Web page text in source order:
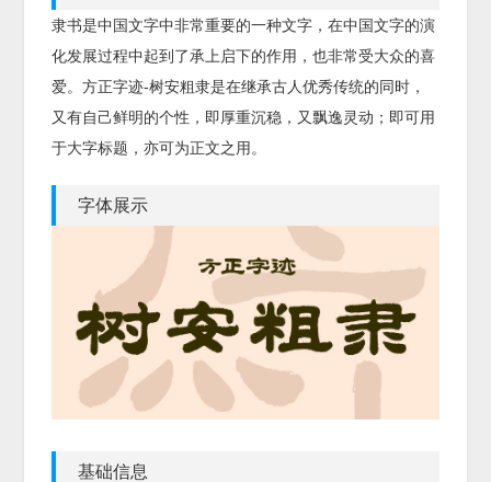
隶书是中国文字中非常重要的一种文字，在中国文字的演
化发展过程中起到了承上启下的作用，也非常受大众的喜
爱。方正字迹-树安粗隶是在继承古人优秀传统的同时，
又有自己鲜明的个性，即厚重沉稳，又飘逸灵动；即可用
于大字标题，亦可为正文之用。
字体展示
基础信息